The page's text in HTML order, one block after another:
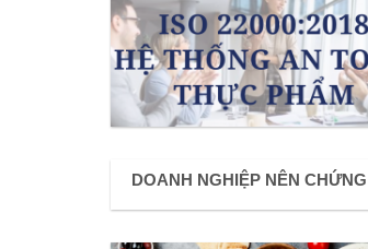
DOANH NGHIỆP NÊN